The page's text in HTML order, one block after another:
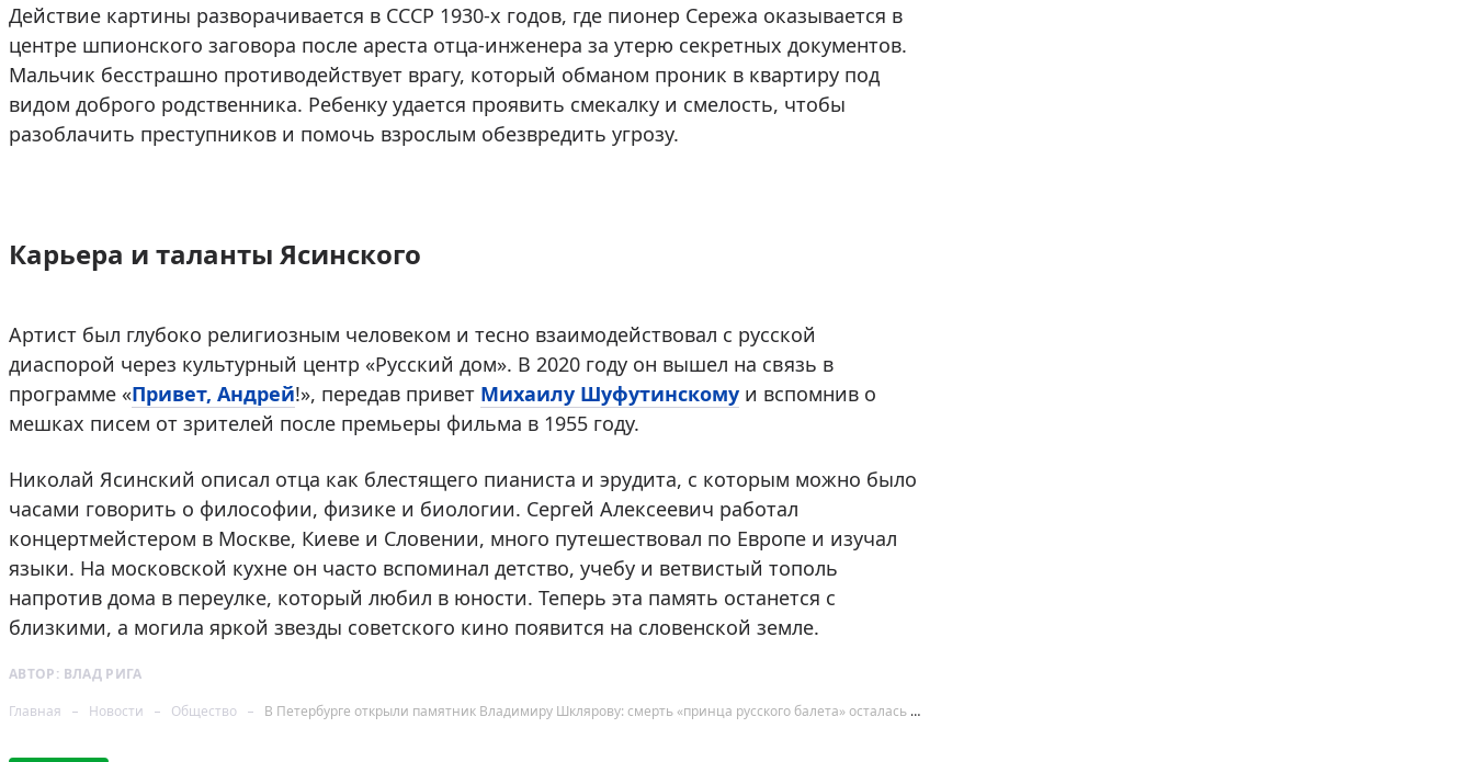
Действие картины разворачивается в СССР 1930-х годов, где пионер Сережа оказывается в
центре шпионского заговора после ареста отца-инженера за утерю секретных документов.
Мальчик бесстрашно противодействует врагу, который обманом проник в квартиру под
видом доброго родственника. Ребенку удается проявить смекалку и смелость, чтобы
разоблачить преступников и помочь взрослым обезвредить угрозу.
Карьера и таланты Ясинского
Артист был глубоко религиозным человеком и тесно взаимодействовал с русской
диаспорой через культурный центр «Русский дом». В 2020 году он вышел на связь в
программе «Привет, Андрей!», передав привет Михаилу Шуфутинскому и вспомнив о
мешках писем от зрителей после премьеры фильма в 1955 году.
Николай Ясинский описал отца как блестящего пианиста и эрудита, с которым можно было
часами говорить о философии, физике и биологии. Сергей Алексеевич работал
концертмейстером в Москве, Киеве и Словении, много путешествовал по Европе и изучал
языки. На московской кухне он часто вспоминал детство, учебу и ветвистый тополь
напротив дома в переулке, который любил в юности. Теперь эта память останется с
близкими, а могила яркой звезды советского кино появится на словенской земле.
АВТОР: ВЛАД РИГА
Главная
Новости Общество В Петербурге открыли памятник Владимиру Шклярову: смерть «принца русского балета» осталась загадкой